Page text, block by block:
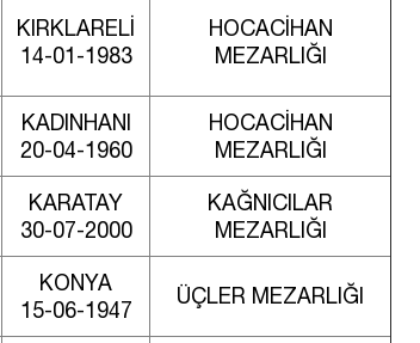
KIRKLARELİ
14-01-1983
HOCACİHAN
MEZARLIĞI
KADINHANI
20-04-1960
HOCACİHAN
MEZARLIĞI
KARATAY
30-07-2000
KAĞNICILAR
MEZARLIĞI
KONYA
15-06-1947
ÜÇLER MEZARLIĞI